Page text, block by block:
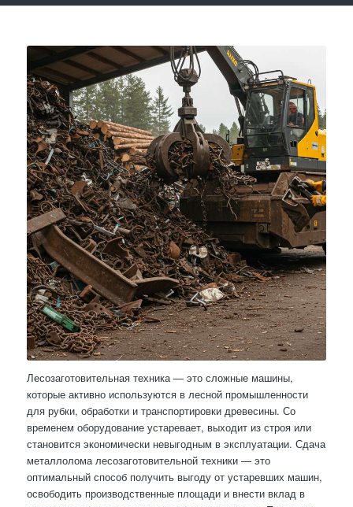
Лесозаготовительная техника — это сложные машины,
которые активно используются в лесной промышленности
для рубки, обработки и транспортировки древесины. Со
временем оборудование устаревает, выходит из строя или
становится экономически невыгодным в эксплуатации. Сдача
металлолома лесозаготовительной техники — это
оптимальный способ получить выгоду от устаревших машин,
освободить производственные площади и внести вклад в